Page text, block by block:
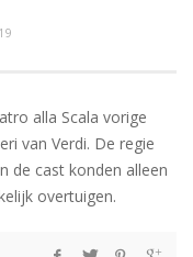
alla Scala vorige
van Verdi. De regie
de cast konden alleen
overtuigen.